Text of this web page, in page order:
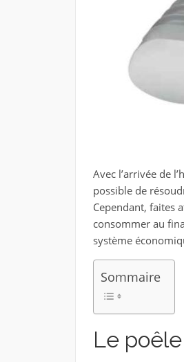
Avec l’arrivée de
possible de
Cependant, faites
consommer au
système
Sommaire
Le